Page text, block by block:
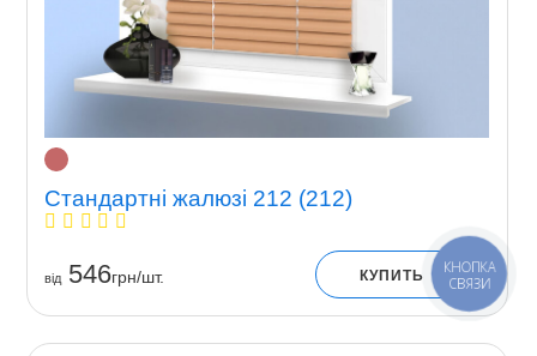
Стандартні жалюзі 212 (212)
вiд546грн/шт. КУПИТЬ
КНОПКА
СВЯЗИ